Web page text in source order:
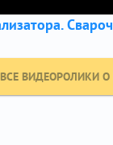
ВИДЕОРОЛИКИ О